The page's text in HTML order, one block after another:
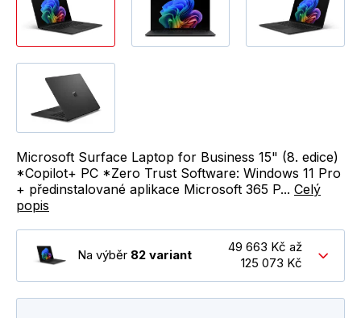
Microsoft Surface Laptop for Business 15" (8. edice)
*Copilot+ PC *Zero Trust Software: Windows 11 Pro
+ předinstalované aplikace Microsoft 365 P... Celý
popis
Na výběr 82 variant
49 663 Kč až
125 073 Kč